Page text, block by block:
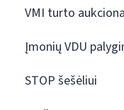
VMI turto
Įmonių VDU
STOP šešėliui